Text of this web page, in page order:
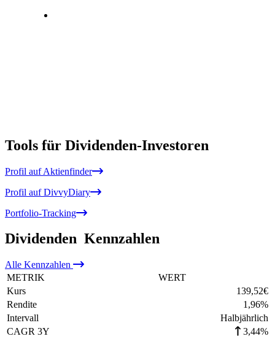
Tools für Dividenden-Investoren
Profil auf Aktienfinder
Profil auf DivvyDiary
Portfolio-Tracking
Dividenden Kennzahlen
Alle Kennzahlen
METRIK
WERT
Kurs
139,52€
Rendite
1,96%
Intervall
Halbjährlich
CAGR 3Y
3,44%